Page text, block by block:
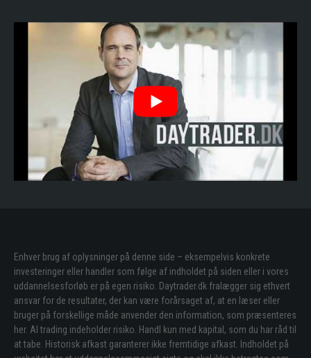
Enhver brug af oplysninger på denne side – eksempelvis konkrete
investeringer eller handler som følge af indholdet på siden eller i vores
uddannelsesforløb er på egen risiko. Daytrader.dk fralægger sig ethvert
ansvar for de resultater, der kan være forårsaget af, at en læser eller
bruger på forskellige måde anvender den information, som præsenteres
her. Al trading indeholder risiko. Handl kun med kapital, som du har råd til
at tabe. Historisk afkast garanterer ikke fremtidige afkast. Indholdet på